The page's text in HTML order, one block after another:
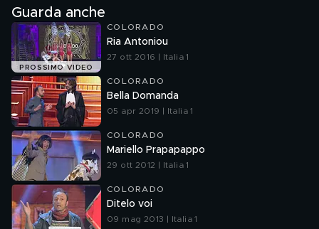
Guarda anche
PROSSIMO VIDEO
COLORADO
Ria Antoniou
27 ott 2016 | Italia 1
COLORADO
Bella Domanda
05 apr 2019 | Italia 1
COLORADO
Mariello Prapapappo
29 ott 2012 | Italia 1
COLORADO
Ditelo voi
09 mag 2013 | Italia 1